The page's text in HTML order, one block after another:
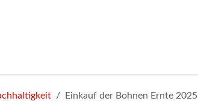
Einkauf der Bohnen Ernte 2025